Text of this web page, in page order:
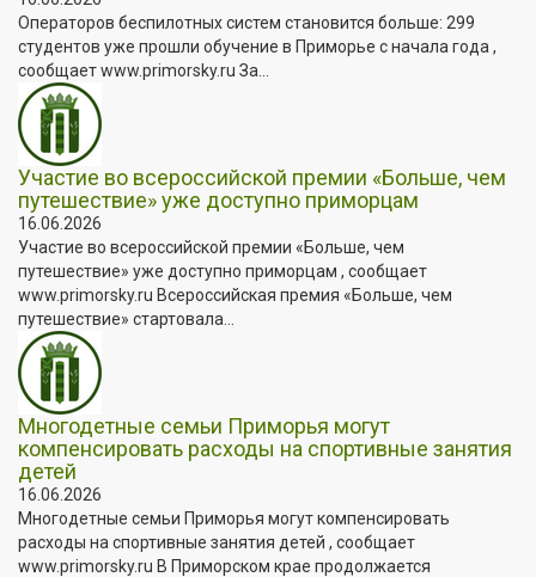
Операторов беспилотных систем становится больше: 299
студентов уже прошли обучение в Приморье с начала года ,
сообщает www.primorsky.ru За...
Участие во всероссийской премии «Больше, чем
путешествие» уже доступно приморцам
16.06.2026
Участие во всероссийской премии «Больше, чем
путешествие» уже доступно приморцам , сообщает
www.primorsky.ru Всероссийская премия «Больше, чем
путешествие» стартовала...
Многодетные семьи Приморья могут
компенсировать расходы на спортивные занятия
детей
16.06.2026
Многодетные семьи Приморья могут компенсировать
расходы на спортивные занятия детей , сообщает
www.primorsky.ru В Приморском крае продолжается